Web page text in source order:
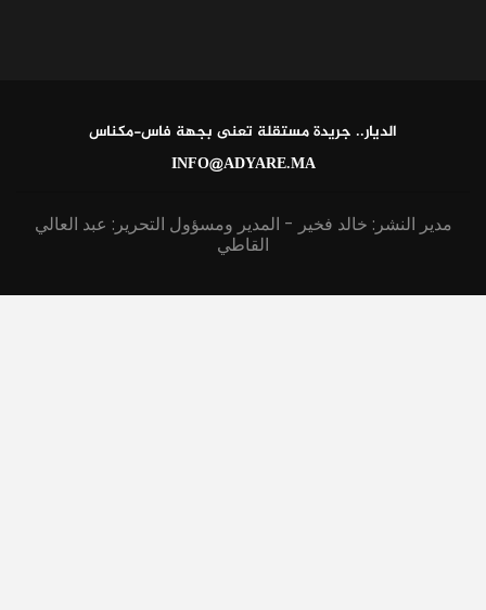
الديار.. جريدة مستقلة تعنى بجهة فاس-مكناس
INFO@ADYARE.MA
مدير النشر: خالد فخير - المدير ومسؤول التحرير: عبد العالي
القاطي